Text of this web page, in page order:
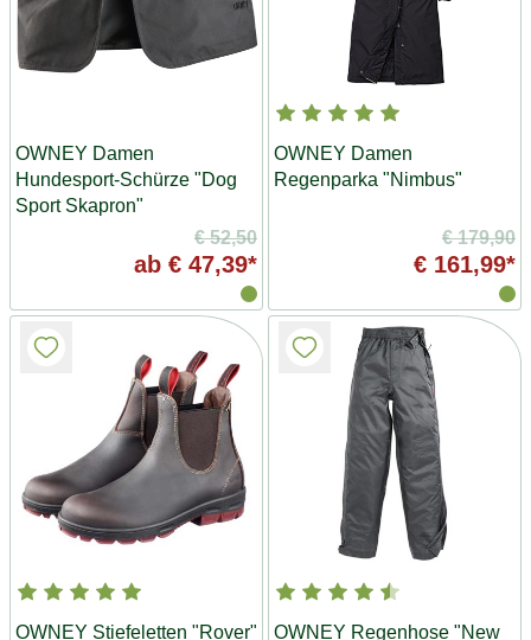
OWNEY Damen
Hundesport-Schürze "Dog
Sport Skapron"
€ 52,50
ab € 47,39*
OWNEY Damen
Regenparka "Nimbus"
€ 179,90
€ 161,99*
OWNEY Stiefeletten "Rover"
OWNEY Regenhose "New